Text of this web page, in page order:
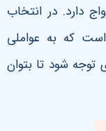
دارد. در انتخاب
است که به عواملی
شود تا بتوان